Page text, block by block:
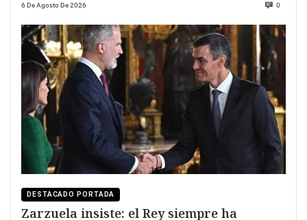
6 De Agosto De 2026 0
DESTACADO PORTADA
Zarzuela insiste: el Rey siempre ha